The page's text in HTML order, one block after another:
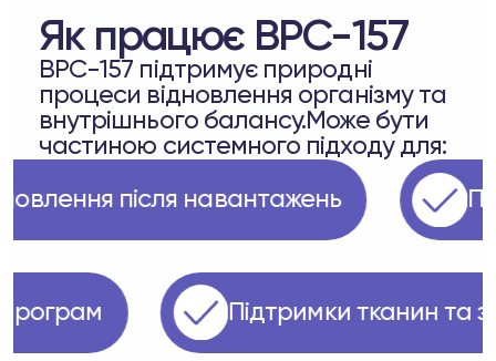
Як працює BPC-157
BPC-157 підтримує природні
процеси відновлення організму та
внутрішнього балансу.Може бути
частиною системного підходу для:
після навантажень
програм Підтримки тканин та